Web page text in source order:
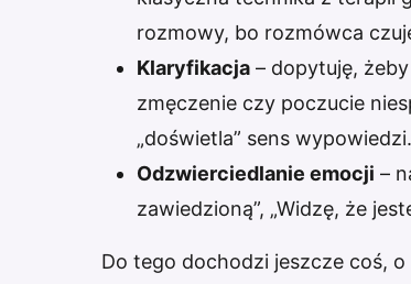
rozmowy, bo rozmówca
Klaryfikacja – dopytuję,
zmęczenie czy poczucie
„doświetla” sens wypowiedzi.
Odzwierciedlanie emocji –
zawiedzioną”, „Widzę, że
Do tego dochodzi jeszcze coś,